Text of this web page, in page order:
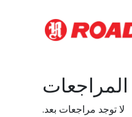
المراجعات
لا توجد مراجعات بعد.